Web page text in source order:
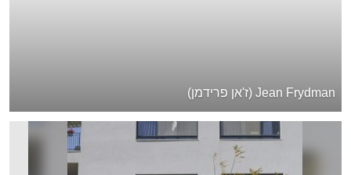
Jean Frydman (ז'אן פרידמן)